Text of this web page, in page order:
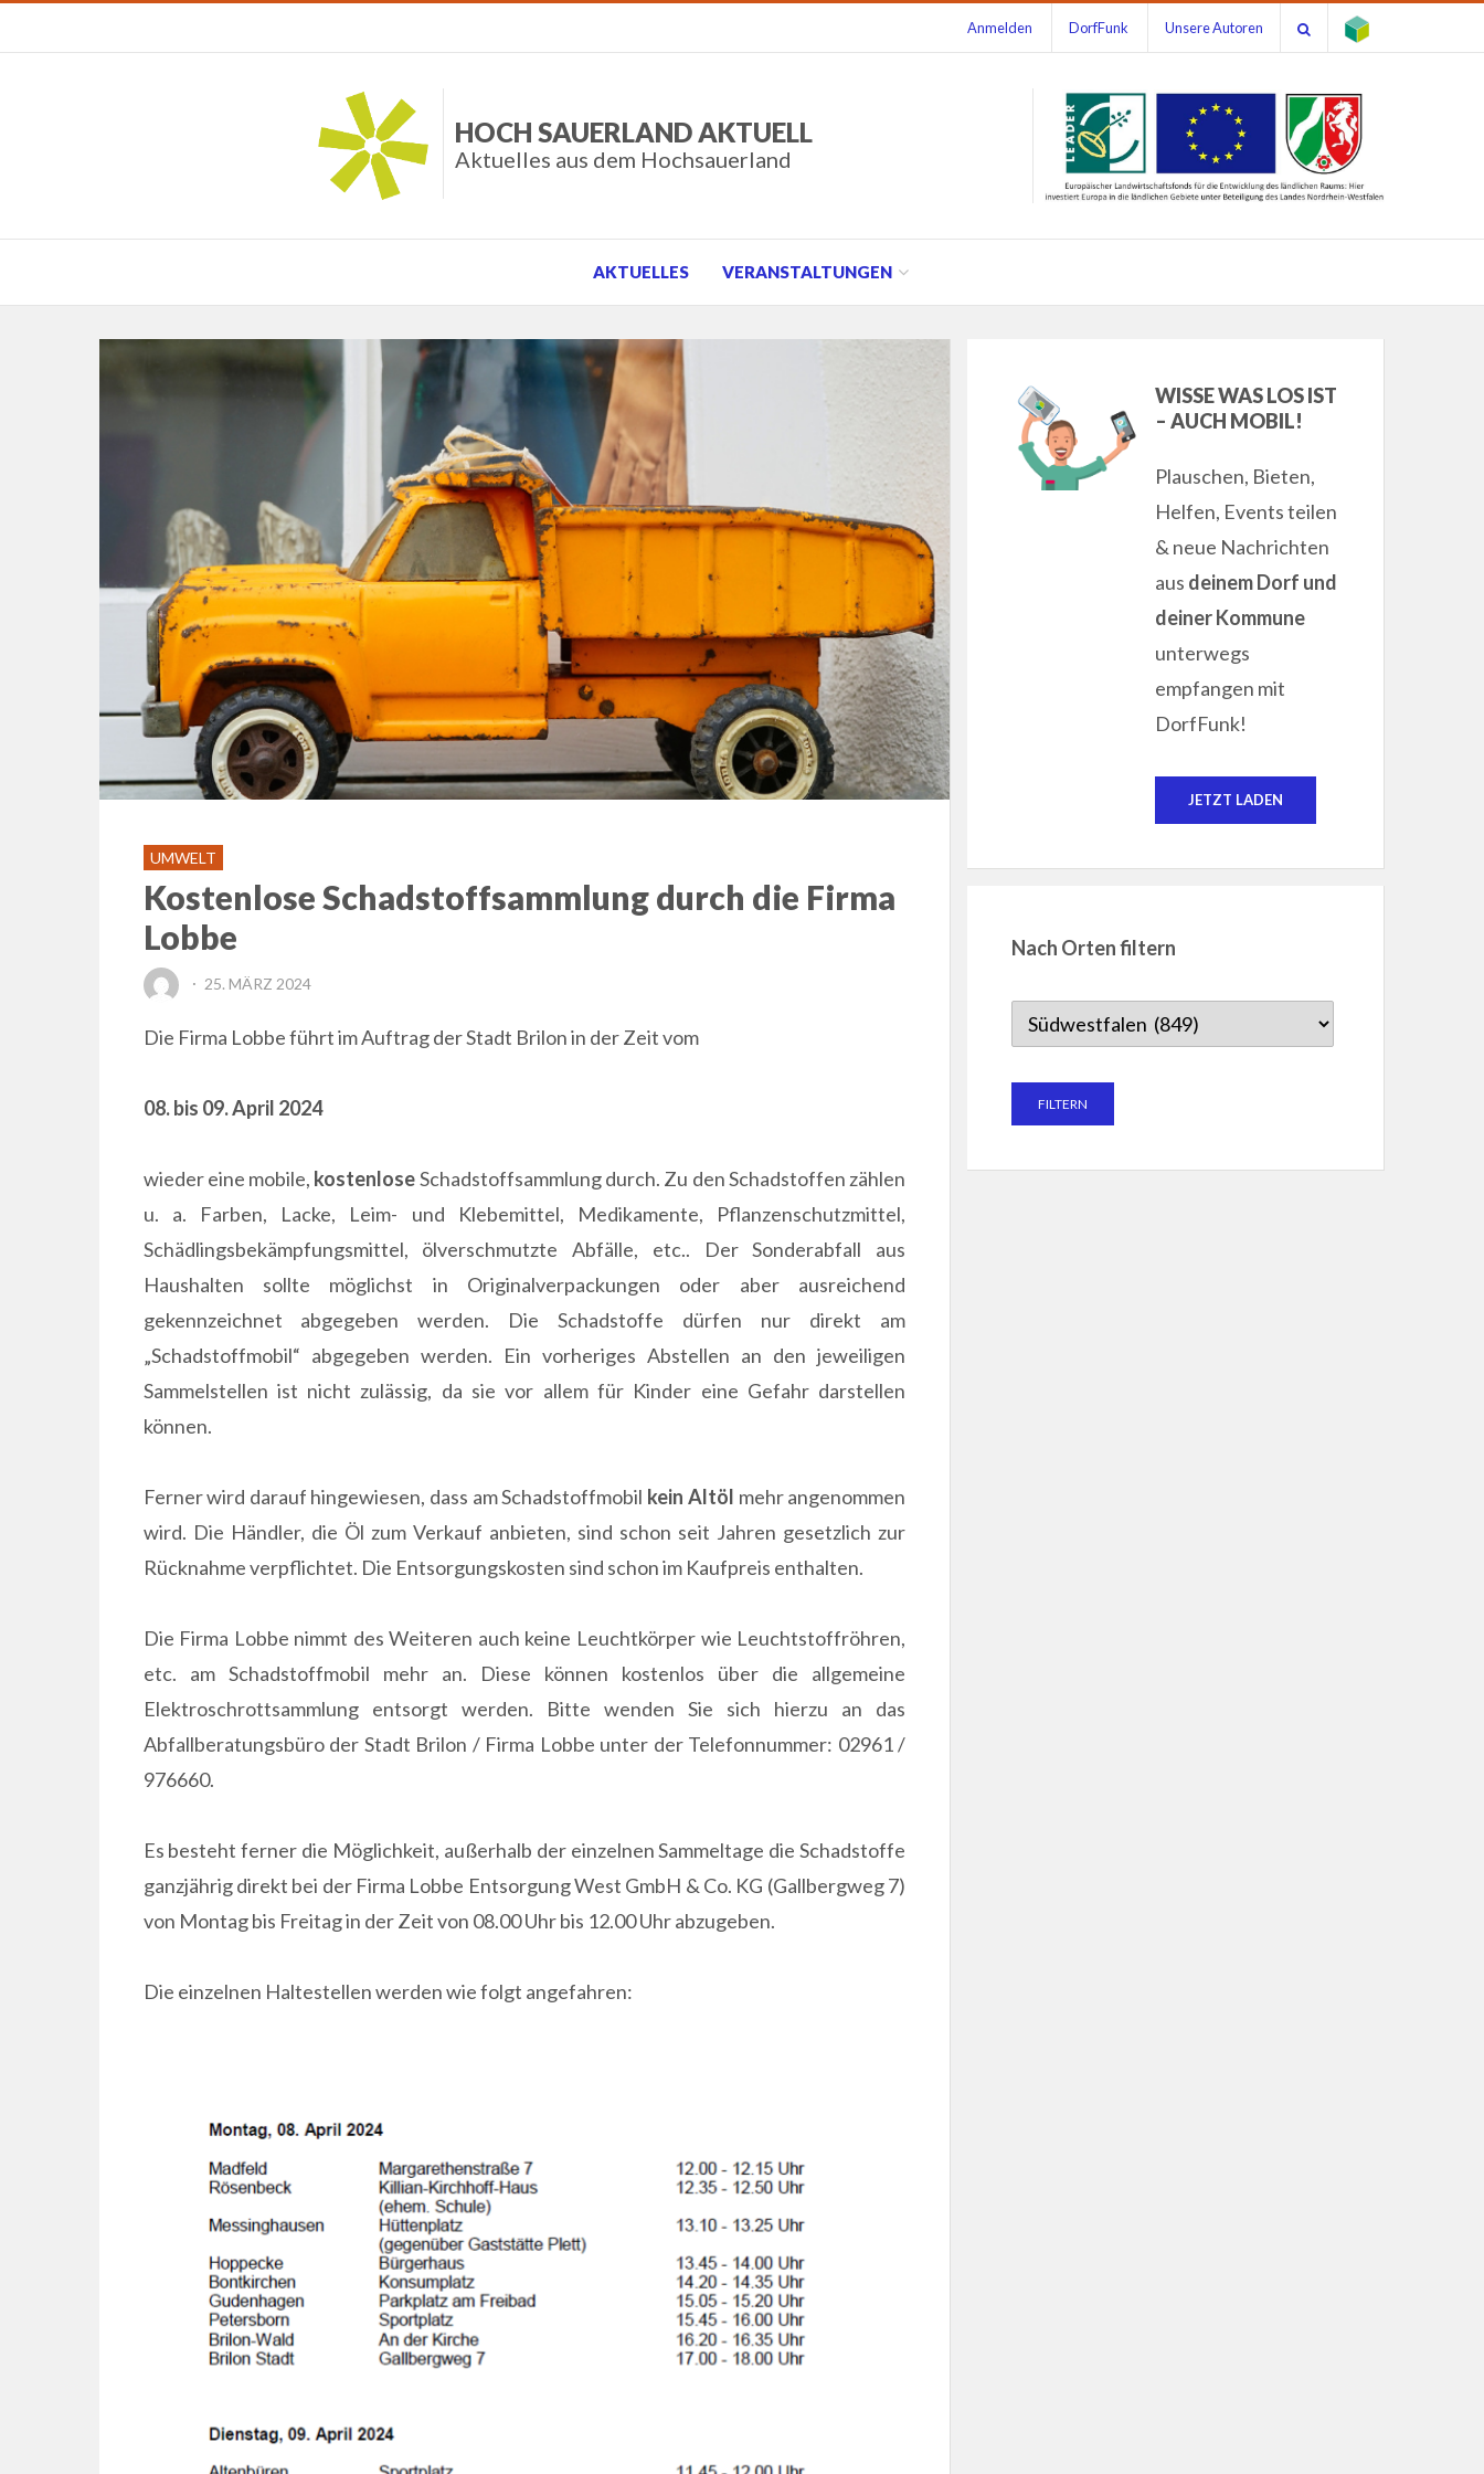
Anmelden DorfFunk Unsere Autoren
HOCH SAUERLAND AKTUELL
Aktuelles aus dem Hochsauerland
AKTUELLES VERANSTALTUNGEN
UMWELT
Kostenlose Schadstoffsammlung durch die Firma
Lobbe
POSTED
25. MÄRZ 2024
Die Firma Lobbe führt im Auftrag der Stadt Brilon in der Zeit vom
08. bis 09. April 2024
wieder eine mobile, kostenloseSchadstoffsammlung durch. Zu den Schadstoffen zählen
u. a. Farben, Lacke, Leim- und Klebemittel, Medikamente, Pflanzenschutzmittel,
Schädlingsbekämpfungsmittel, ölverschmutzte Abfälle, etc.. Der Sonderabfall aus
Haushalten sollte möglichst in Originalverpackungen oder aber ausreichend
gekennzeichnet abgegeben werden. Die Schadstoffe dürfen nur direkt am
„Schadstoffmobil“ abgegeben werden. Ein vorheriges Abstellen an den jeweiligen
Sammelstellen ist nicht zulässig, da sie vor allem für Kinder eine Gefahr darstellen
können.
Ferner wird darauf hingewiesen, dass am Schadstoffmobil kein Altöl mehr angenommen
wird. Die Händler, die Öl zum Verkauf anbieten, sind schon seit Jahren gesetzlich zur
Rücknahme verpflichtet. Die Entsorgungskosten sind schon im Kaufpreis enthalten.
Die Firma Lobbe nimmt des Weiteren auch keine Leuchtkörper wie Leuchtstoffröhren,
etc. am Schadstoffmobil mehr an. Diese können kostenlos über die allgemeine
Elektroschrottsammlung entsorgt werden. Bitte wenden Sie sich hierzu an das
Abfallberatungsbüro der Stadt Brilon / Firma Lobbe unter der Telefonnummer: 02961 /
976660.
Es besteht ferner die Möglichkeit, außerhalb der einzelnen Sammeltage die Schadstoffe
ganzjährig direkt bei der Firma Lobbe Entsorgung West GmbH & Co. KG (Gallbergweg 7)
von Montag bis Freitag in der Zeit von 08.00 Uhr bis 12.00 Uhr abzugeben.
Die einzelnen Haltestellen werden wie folgt angefahren:
WISSE WAS LOS IST
– AUCH MOBIL!
Plauschen, Bieten,
Helfen, Events teilen
& neue Nachrichten
aus deinem Dorf und
deiner Kommune
unterwegs
empfangen mit
DorfFunk!
JETZT LADEN
Nach Orten filtern